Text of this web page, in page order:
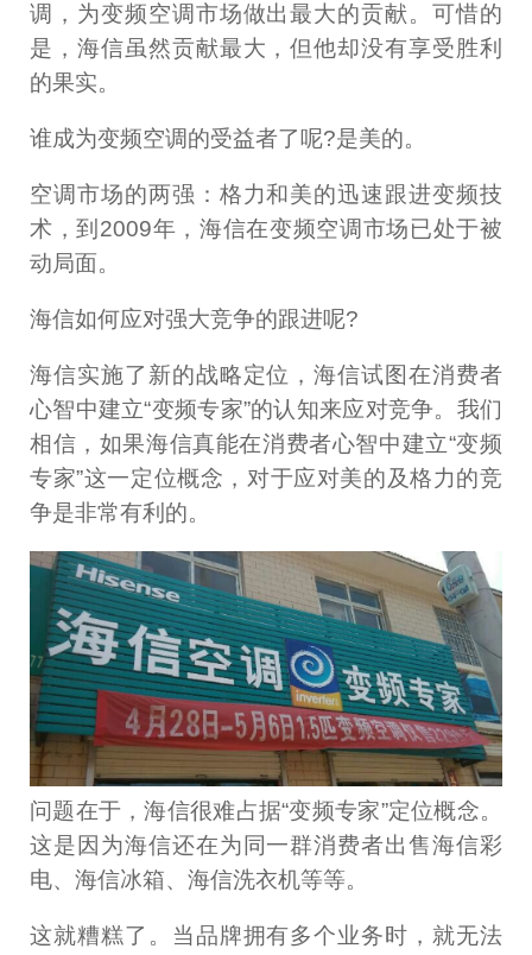
调，为变频空调市场做出最大的贡献。可惜的
是，海信虽然贡献最大，但他却没有享受胜利
的果实。
谁成为变频空调的受益者了呢?是美的。
空调市场的两强：格力和美的迅速跟进变频技
术，到2009年，海信在变频空调市场已处于被
动局面。
海信如何应对强大竞争的跟进呢?
海信实施了新的战略定位，海信试图在消费者
心智中建立“变频专家”的认知来应对竞争。我们
相信，如果海信真能在消费者心智中建立“变频
专家”这一定位概念，对于应对美的及格力的竞
争是非常有利的。
问题在于，海信很难占据“变频专家”定位概念。
这是因为海信还在为同一群消费者出售海信彩
电、海信冰箱、海信洗衣机等等。
这就糟糕了。当品牌拥有多个业务时，就无法